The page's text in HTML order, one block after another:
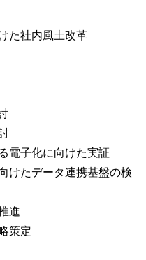
た社内風土改革
電子化に向けた実証
けたデータ連携基盤の検
進
策定